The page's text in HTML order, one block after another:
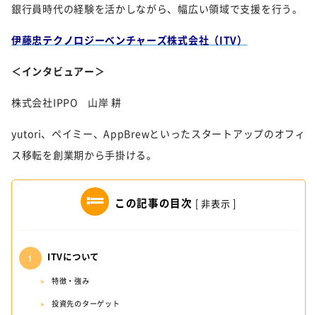
銀行員時代の経験を活かしながら、幅広い領域で支援を行う。
伊藤忠テクノロジーベンチャーズ株式会社（ITV）
＜インタビュアー＞
株式会社IPPO 山岸 耕
yutori、ペイミー、AppBrewといったスタートアップのオフィ
ス移転を創業期から手掛ける。
この記事の目次 [ 非表示 ]
ITVについて
特徴・強み
投資先のターゲット